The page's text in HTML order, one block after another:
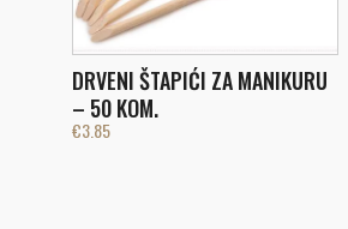
DRVENI ŠTAPIĆI ZA MANIKURU
– 50 KOM.
€3.85